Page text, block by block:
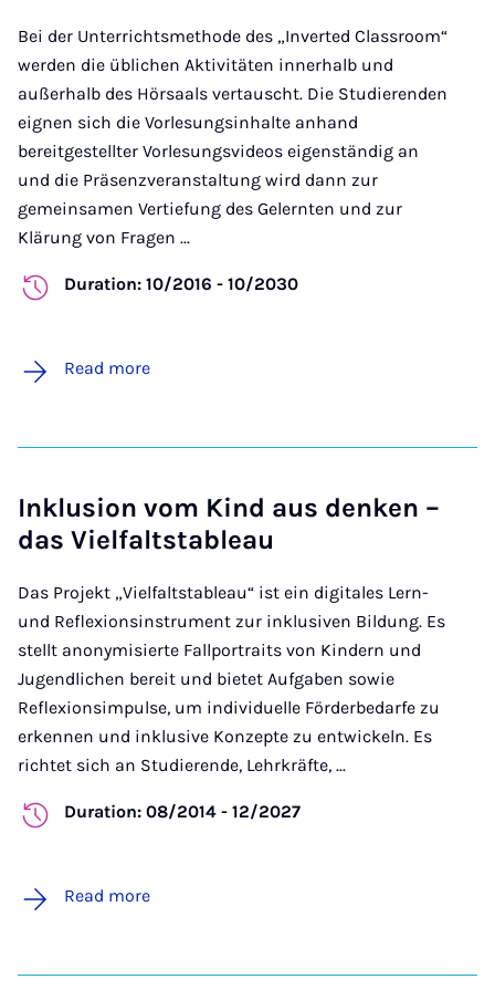
Bei der Unterrichtsmethode des „Inverted Classroom“
werden die üblichen Aktivitäten innerhalb und
außerhalb des Hörsaals vertauscht. Die Studierenden
eignen sich die Vorlesungsinhalte anhand
bereitgestellter Vorlesungsvideos eigenständig an
und die Präsenzveranstaltung wird dann zur
gemeinsamen Vertiefung des Gelernten und zur
Klärung von Fragen ...
Duration: 10/2016 - 10/2030
Read more
Inklusion vom Kind aus denken –
das Vielfaltstableau
Das Projekt „Vielfaltstableau“ ist ein digitales Lern-
und Reflexionsinstrument zur inklusiven Bildung. Es
stellt anonymisierte Fallportraits von Kindern und
Jugendlichen bereit und bietet Aufgaben sowie
Reflexionsimpulse, um individuelle Förderbedarfe zu
erkennen und inklusive Konzepte zu entwickeln. Es
richtet sich an Studierende, Lehrkräfte, ...
Duration: 08/2014 - 12/2027
Read more